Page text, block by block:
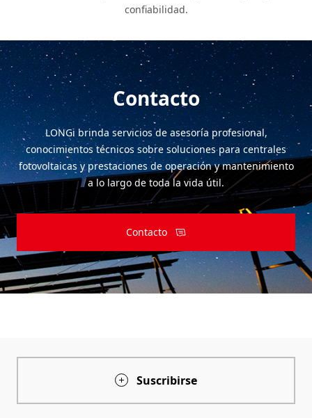
confiabilidad.
Contacto
LONGi brinda servicios de asesoría profesional,
conocimientos técnicos sobre soluciones para centrales
fotovoltaicas y prestaciones de operación y mantenimiento
a lo largo de toda la vida útil.
Contacto
Suscribirse